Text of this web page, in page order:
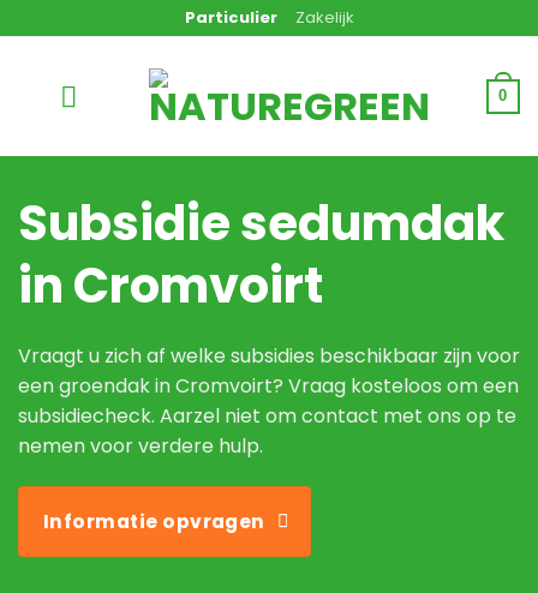
naar
Particulier Zakelijk
0
Subsidie sedumdak
in Cromvoirt
Vraagt u zich af welke subsidies beschikbaar zijn voor
een groendak in Cromvoirt? Vraag kosteloos om een
subsidiecheck. Aarzel niet om contact met ons op te
nemen voor verdere hulp.
Informatie opvragen